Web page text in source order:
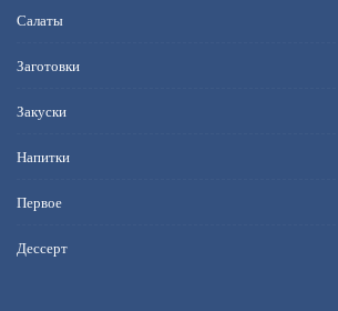
Салаты
Заготовки
Закуски
Напитки
Первое
Дессерт